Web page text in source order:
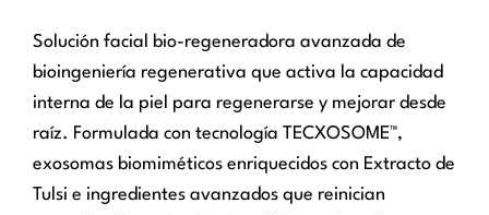
Solución facial bio-regeneradora avanzada de
bioingeniería regenerativa que activa la capacidad
interna de la piel para regenerarse y mejorar desde
raíz. Formulada con tecnología TECXOSOME™,
exosomas biomiméticos enriquecidos con Extracto de
Tulsi e ingredientes avanzados que reinician